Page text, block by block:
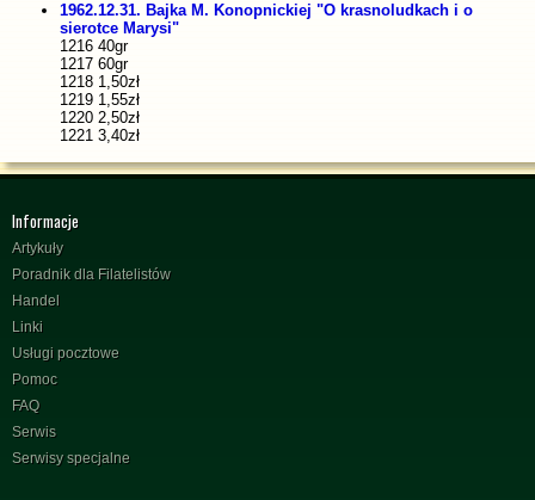
1962.12.31. Bajka M. Konopnickiej "O krasnoludkach i o
sierotce Marysi"
1216 40gr
1217 60gr
1218 1,50zł
1219 1,55zł
1220 2,50zł
1221 3,40zł
Informacje
Artykuły
Poradnik dla Filatelistów
Handel
Linki
Usługi pocztowe
Pomoc
FAQ
Serwis
Serwisy specjalne